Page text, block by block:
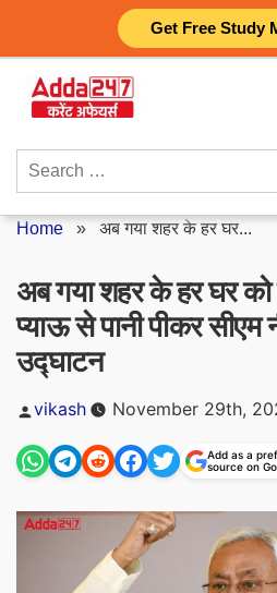
Get Free Study
content
Search
Home » अब गया शहर के हर घर...
अब गया शहर के हर घर
प्‍याऊ से पानी पीकर सीएम
उद्घाटन
Posted
vikash November 29th,
Add as a
source on